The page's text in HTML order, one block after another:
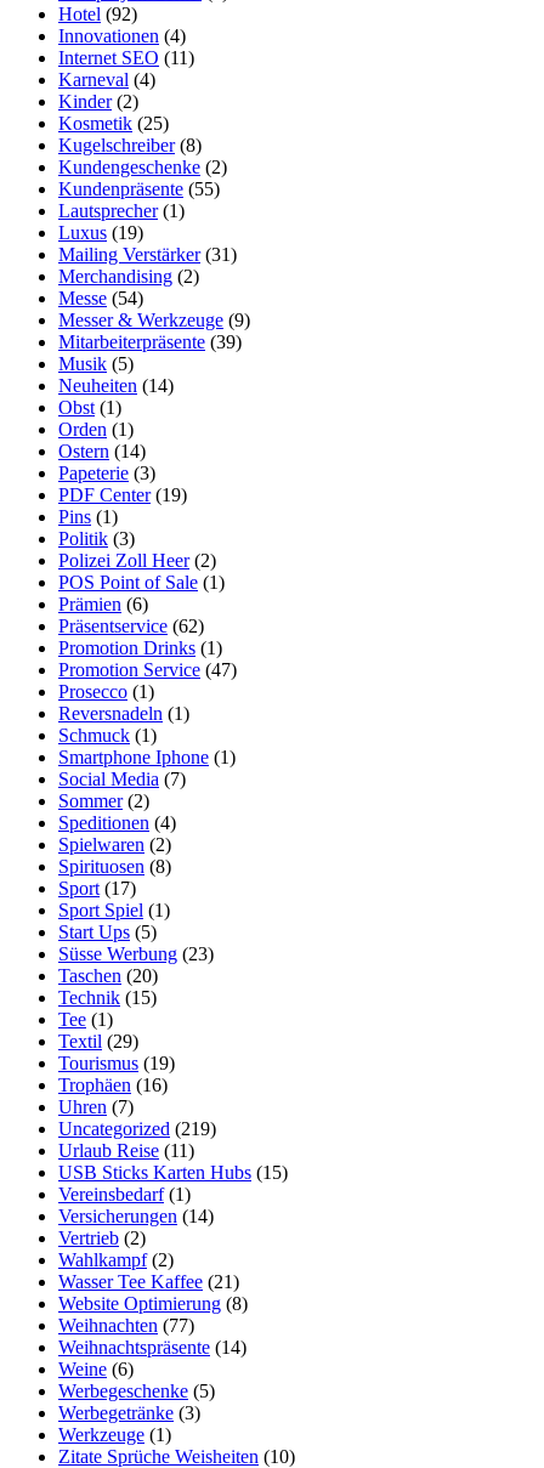
Hotel (92)
Innovationen (4)
Internet SEO (11)
Karneval (4)
Kinder(2)
Kosmetik (25)
Kugelschreiber(8)
Kundengeschenke (2)
Kundenpräsente (55)
Lautsprecher(1)
Luxus (19)
Mailing Verstärker(31)
Merchandising (2)
Messe (54)
Messer & Werkzeuge (9)
Mitarbeiterpräsente (39)
Musik (5)
Neuheiten (14)
Obst (1)
Orden (1)
Ostern (14)
Papeterie (3)
PDF Center(19)
Pins (1)
Politik (3)
Polizei Zoll Heer(2)
POS Point of Sale (1)
Prämien (6)
Präsentservice (62)
Promotion Drinks (1)
Promotion Service (47)
Prosecco (1)
Reversnadeln (1)
Schmuck (1)
Smartphone Iphone (1)
Social Media (7)
Sommer(2)
Speditionen (4)
Spielwaren (2)
Spirituosen (8)
Sport (17)
Sport Spiel (1)
Start Ups (5)
Süsse Werbung (23)
Taschen (20)
Technik (15)
Tee (1)
Textil (29)
Tourismus (19)
Trophäen (16)
Uhren (7)
Uncategorized (219)
Urlaub Reise (11)
USB Sticks Karten Hubs (15)
Vereinsbedarf(1)
Versicherungen (14)
Vertrieb (2)
Wahlkampf(2)
Wasser Tee Kaffee (21)
Website Optimierung (8)
Weihnachten (77)
Weihnachtspräsente (14)
Weine (6)
Werbegeschenke (5)
Werbegetränke (3)
Werkzeuge (1)
Zitate Sprüche Weisheiten (10)